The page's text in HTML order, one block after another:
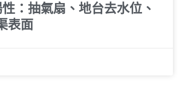
：抽氣扇、地台去水位、
表面